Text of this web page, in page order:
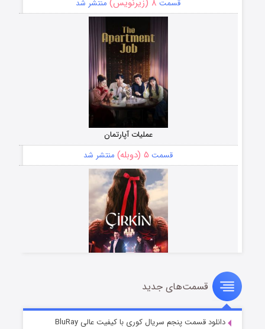
قسمت ۸ (زیرنویس) منتشر شد
عملیات آپارتمان
قسمت ۵ (دوبله) منتشر شد
سریال زشت
قسمت۲ (زیرنویس) منتشر شد
قسمت‌های جدید
دانلود قسمت پنجم سریال کوری با کیفیت عالی BluRay